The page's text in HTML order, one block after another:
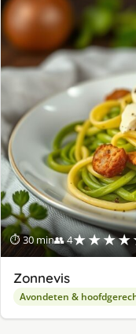
⏱ 30 min👥 4
Zonnevis
Avondeten &